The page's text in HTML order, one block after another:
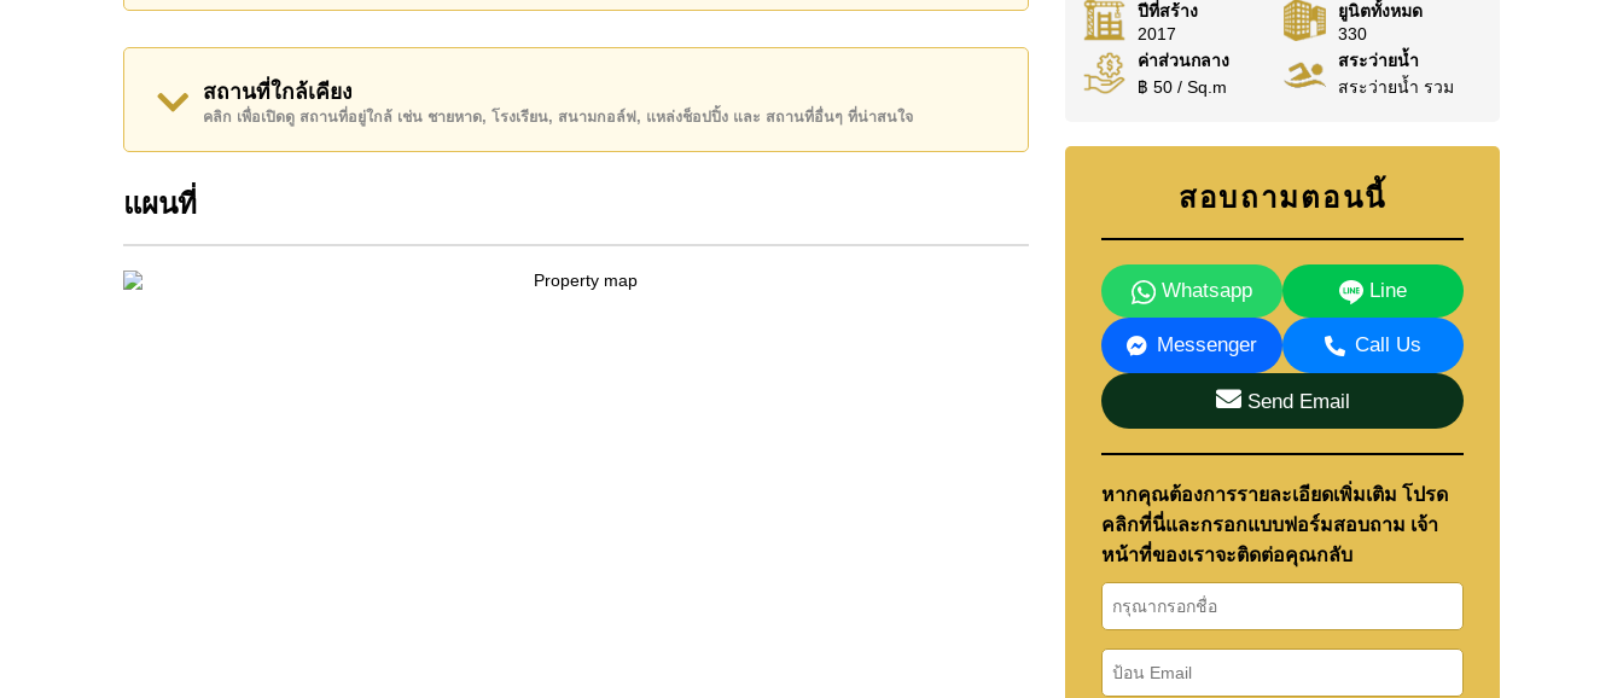
WhatsApp ของสำนักงาน: +66807945904 และ LINE: @cornerstonepattaya
สถานที่ใกล้เคียง
คลิก เพื่อเปิดดู สถานที่อยู่ใกล้ เช่น ชายหาด, โรงเรียน, สนามกอล์ฟ, แหล่งช็อปปิ้ง และ สถานที่อื่นๆ ที่น่าสนใจ
แผนที่
ปีที่สร้าง
2017
ยูนิตทั้งหมด
330
ค่าส่วนกลาง
฿ 50 / Sq.m
สระว่ายน้ำ
สระว่ายน้ำ รวม
สอบถามตอนนี้
Whatsapp Line
Messenger Call Us
Send Email
หากคุณต้องการรายละเอียดเพิ่มเติม โปรด
คลิกที่นี่และกรอกแบบฟอร์มสอบถาม เจ้า
หน้าที่ของเราจะติดต่อคุณกลับ